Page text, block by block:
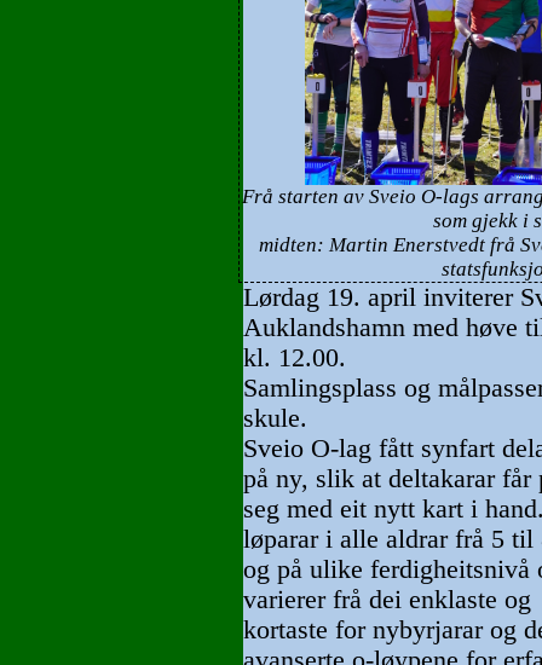
Frå starten av Sveio O-lags
som gjekk i
midten: Martin Enerstvedt frå
Lørdag 19. april inviterer
Auklandshamn med høve
kl. 12.00.
Samlingsplass og
skule.
Sveio O-lag fått synfart
på ny, slik at deltakarar får
seg med eit nytt kart i
løparar i alle aldrar frå 5 til
og på ulike ferdigheitsnivå
varierer frå dei enklaste og
kortaste for nybyrjarar og